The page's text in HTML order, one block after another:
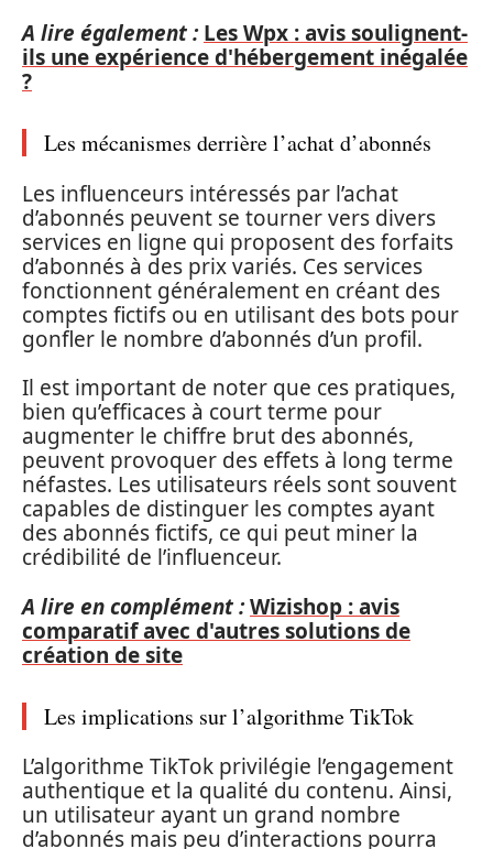
A lire également : Les Wpx : avis soulignent-
ils une expérience d'hébergement inégalée
?
Les mécanismes derrière l’achat d’abonnés
Les influenceurs intéressés par l’achat
d’abonnés peuvent se tourner vers divers
services en ligne qui proposent des forfaits
d’abonnés à des prix variés. Ces services
fonctionnent généralement en créant des
comptes fictifs ou en utilisant des bots pour
gonfler le nombre d’abonnés d’un profil.
Il est important de noter que ces pratiques,
bien qu’efficaces à court terme pour
augmenter le chiffre brut des abonnés,
peuvent provoquer des effets à long terme
néfastes. Les utilisateurs réels sont souvent
capables de distinguer les comptes ayant
des abonnés fictifs, ce qui peut miner la
crédibilité de l’influenceur.
A lire en complément :Wizishop : avis
comparatif avec d'autres solutions de
création de site
Les implications sur l’algorithme TikTok
L’algorithme TikTok privilégie l’engagement
authentique et la qualité du contenu. Ainsi,
un utilisateur ayant un grand nombre
d’abonnés mais peu d’interactions pourra